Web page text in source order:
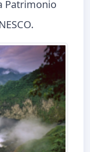
Patrimonio